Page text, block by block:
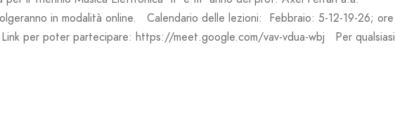
in modalità online. Calendario delle lezioni: Febbraio: 5-12-19-26; ore
per poter partecipare: https://meet.google.com/vav-vdua-wbj Per qualsiasi